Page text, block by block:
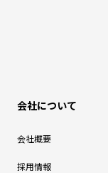
会社について
会社概要
採用情報